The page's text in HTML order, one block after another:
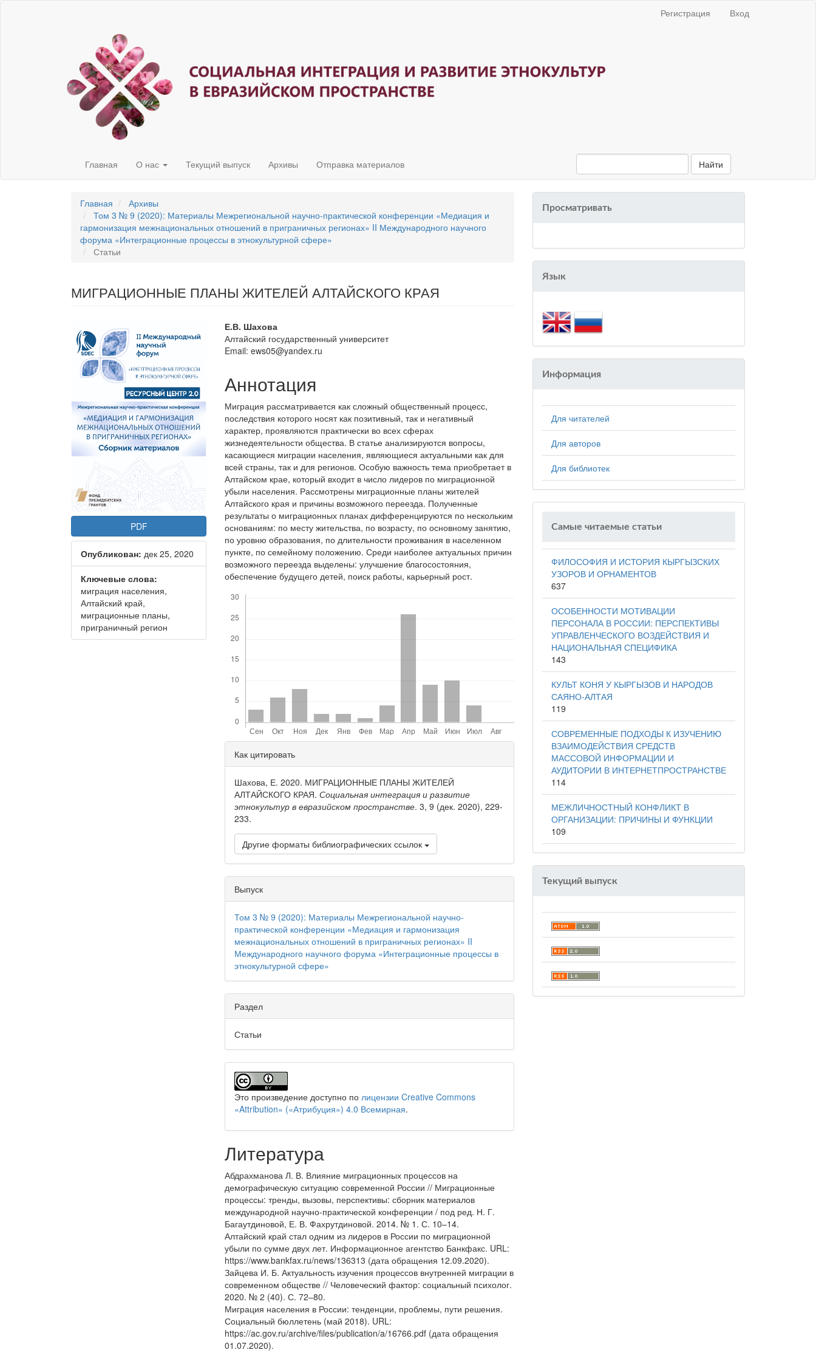
Регистрация Вход
Главная О нас Текущий выпуск Архивы Отправка материалов Найти
Главная
Архивы
Том 3 № 9 (2020): Материалы Межрегиональной научно‐практической конференции «Медиация и
гармонизация межнациональных отношений в приграничных регионах» II Международного научного
форума «Интеграционные процессы в этнокультурной сфере»
Статьи
МИГРАЦИОННЫЕ ПЛАНЫ ЖИТЕЛЕЙ АЛТАЙСКОГО КРАЯ
Статья
боковой
панели
PDF
Опубликован: дек 25, 2020
Ключевые слова:
миграция населения,
Алтайский край,
миграционные планы,
приграничный регион
Основное
содержание
Е.В. Шахова
Алтайский государственный университет
Email: ews05@yandex.ru
Аннотация
Миграция рассматривается как сложный общественный процесс,
последствия которого носят как позитивный, так и негативный
характер, проявляются практически во всех сферах
жизнедеятельности общества. В статье анализируются вопросы,
касающиеся миграции населения, являющиеся актуальными как для
всей страны, так и для регионов. Особую важность тема приобретает в
Алтайском крае, который входит в число лидеров по миграционной
убыли населения. Рассмотрены миграционные планы жителей
Алтайского края и причины возможного переезда. Полученные
результаты о миграционных планах дифференцируются по нескольким
основаниям: по месту жительства, по возрасту, по основному занятию,
по уровню образования, по длительности проживания в населенном
пункте, по семейному положению. Среди наиболее актуальных причин
возможного переезда выделены: улучшение благосостояния,
обеспечение будущего детей, поиск работы, карьерный рост.
Детали
статьи
Как цитировать
Шахова, Е. 2020. МИГРАЦИОННЫЕ ПЛАНЫ ЖИТЕЛЕЙ
АЛТАЙСКОГО КРАЯ.Социальная интеграция и развитие
этнокультур в евразийском пространстве. 3, 9 (дек. 2020), 229-
233.
Другие форматы библиографических ссылок
Выпуск
Том 3 № 9 (2020): Материалы Межрегиональной научно‐
практической конференции «Медиация и гармонизация
межнациональных отношений в приграничных регионах» II
Международного научного форума «Интеграционные процессы в
этнокультурной сфере»
Раздел
Статьи
Это произведение доступно полицензии Creative Commons
«Attribution» («Атрибуция») 4.0 Всемирная.
Литература
Абдрахманова Л. В. Влияние миграционных процессов на
демографическую ситуацию современной России // Миграционные
процессы: тренды, вызовы, перспективы: сборник материалов
международной научно-практической конференции / под ред. Н. Г.
Багаутдиновой, Е. В. Фахрутдиновой. 2014. № 1. С. 10–14.
Алтайский край стал одним из лидеров в России по миграционной
убыли по сумме двух лет. Информационное агентство Банкфакс. URL:
https://www.bankfax.ru/news/136313 (дата обращения 12.09.2020).
Зайцева И. Б. Актуальность изучения процессов внутренней миграции в
современном обществе // Человеческий фактор: социальный психолог.
2020. № 2 (40). С. 72–80.
Миграция населения в России: тенденции, проблемы, пути решения.
Социальный бюллетень (май 2018). URL:
https://ac.gov.ru/archive/files/publication/a/16766.pdf (дата обращения
01.07.2020).
Просматривать
Язык
Информация
Для читателей
Для авторов
Для библиотек
Самые читаемые статьи
ФИЛОСОФИЯ И ИСТОРИЯ КЫРГЫЗСКИХ
УЗОРОВ И ОРНАМЕНТОВ
637
ОСОБЕННОСТИ МОТИВАЦИИ
ПЕРСОНАЛА В РОССИИ: ПЕРСПЕКТИВЫ
УПРАВЛЕНЧЕСКОГО ВОЗДЕЙСТВИЯ И
НАЦИОНАЛЬНАЯ СПЕЦИФИКА
143
КУЛЬТ КОНЯ У КЫРГЫЗОВ И НАРОДОВ
САЯНО-АЛТАЯ
119
СОВРЕМЕННЫЕ ПОДХОДЫ К ИЗУЧЕНИЮ
ВЗАИМОДЕЙСТВИЯ СРЕДСТВ
МАССОВОЙ ИНФОРМАЦИИ И
АУДИТОРИИ В ИНТЕРНЕТПРОСТРАНСТВЕ
114
МЕЖЛИЧНОСТНЫЙ КОНФЛИКТ В
ОРГАНИЗАЦИИ: ПРИЧИНЫ И ФУНКЦИИ
109
Текущий выпуск